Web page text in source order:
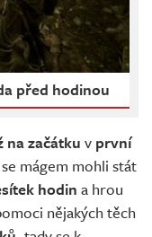
před hodinou
na začátku v první
mágem mohli stát
hodin a hrou
nějakých těch